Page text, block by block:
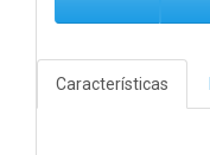
Características